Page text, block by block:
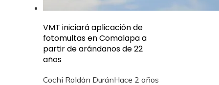
VMT iniciará aplicación de
fotomultas en Comalapa a
partir de arándanos de 22
años
Cochi Roldán DuránHace 2 años